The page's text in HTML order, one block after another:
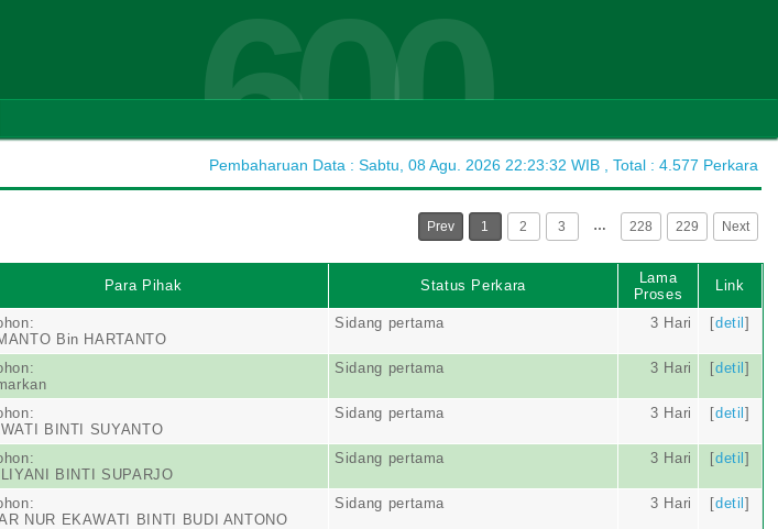
600
Pembaharuan Data : Sabtu, 08 Agu. 2026 22:23:32 WIB , Total : 4.577 Perkara
Prev 1 2 3 … 228 229 Next
Para Pihak Status Perkara
Lama
Proses
Link
Bin HARTANTO
Sidang pertama 3 Hari [detil]
Sidang pertama 3 Hari [detil]
BINTI SUYANTO
Sidang pertama 3 Hari [detil]
BINTI SUPARJO
Sidang pertama 3 Hari [detil]
NUR EKAWATI BINTI BUDI ANTONO
Sidang pertama 3 Hari [detil]